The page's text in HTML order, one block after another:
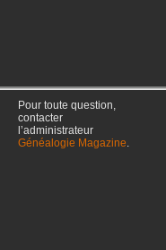
Pour toute question,
contacter
l’administrateur
Généalogie Magazine.